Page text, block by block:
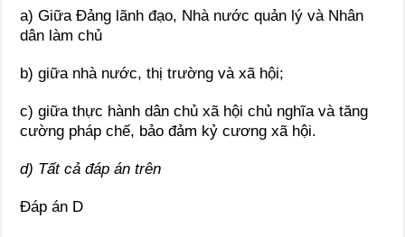
a) Giữa Đảng lãnh đạo, Nhà nước quản lý và Nhân
dân làm chủ
b) giữa nhà nước, thị trường và xã hội;
c) giữa thực hành dân chủ xã hội chủ nghĩa và tăng
cường pháp chế, bảo đảm kỷ cương xã hội.
d) Tất cả đáp án trên
Đáp án D